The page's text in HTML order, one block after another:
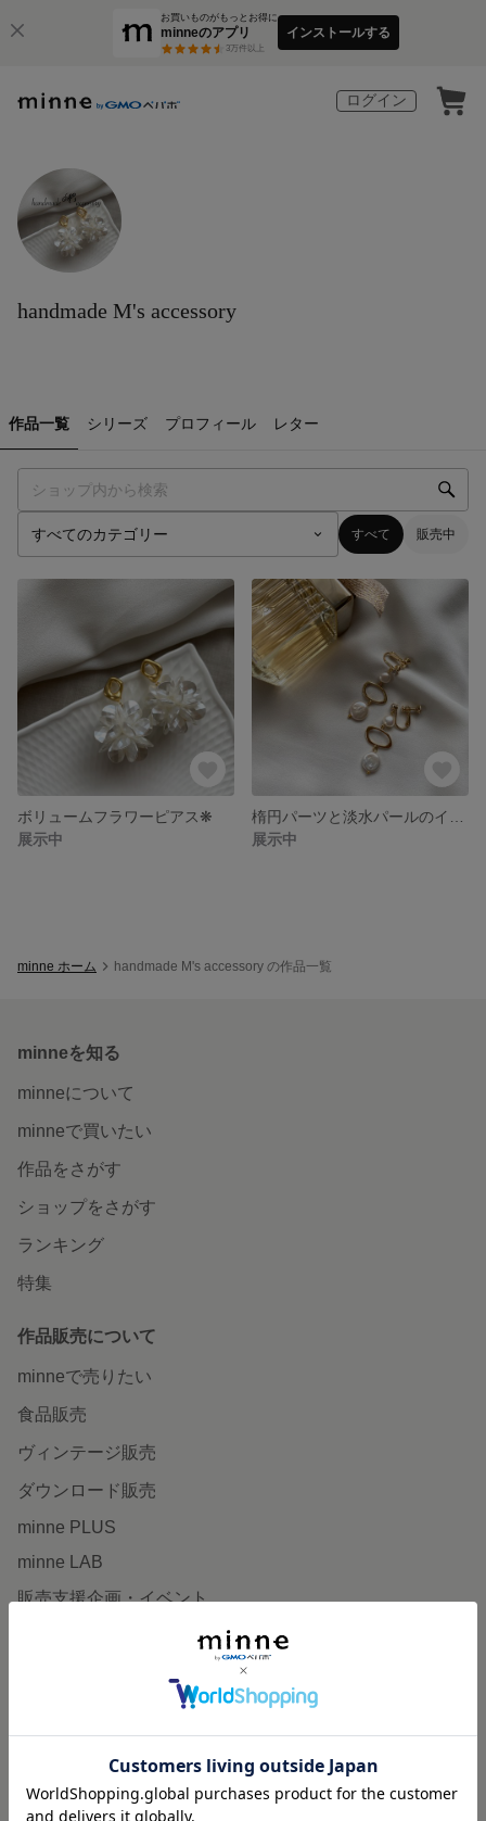
お買いものがもっとお得に
minneのアプリ
3万件以上
インストールする
ログイン
handmade M's accessory
作品一覧 シリーズ プロフィール レター
すべて 販売中
ボリュームフラワーピアス❋
展示中
展示中
minne ホーム handmade M's accessory の作品一覧
minneを知る
minneについて
minneで買いたい
作品をさがす
ショップをさがす
ランキング
特集
作品販売について
minneで売りたい
食品販売
ヴィンテージ販売
ダウンロード販売
minne PLUS
minne LAB
販売支援企画・イベント
minneとものづくりと
minneの本